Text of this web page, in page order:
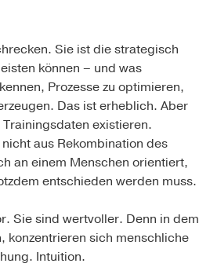
Sie ist die strategisch
können – und was
Prozesse zu optimieren,
Das ist erheblich. Aber
existieren.
aus Rekombination des
an einem Menschen orientiert,
entschieden werden muss.
Sie sind wertvoller. Denn in dem
konzentrieren sich menschliche
Intuition.